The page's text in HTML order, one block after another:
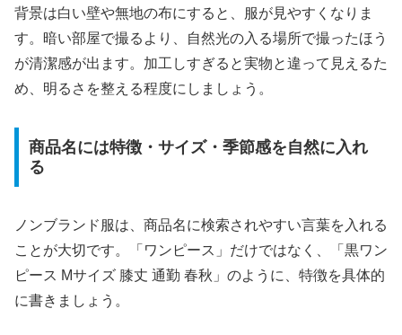
背景は白い壁や無地の布にすると、服が見やすくなりま
す。暗い部屋で撮るより、自然光の入る場所で撮ったほう
が清潔感が出ます。加工しすぎると実物と違って見えるた
め、明るさを整える程度にしましょう。
商品名には特徴・サイズ・季節感を自然に入れ
る
ノンブランド服は、商品名に検索されやすい言葉を入れる
ことが大切です。「ワンピース」だけではなく、「黒ワン
ピース Mサイズ 膝丈 通勤 春秋」のように、特徴を具体的
に書きましょう。